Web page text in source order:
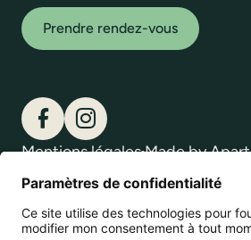
Prendre rendez-vous
Gillen sur Facebook
Gillen sur Instagram
Mentions légalesMade by Apart